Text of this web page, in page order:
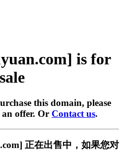
is for
sale
this domain, please
offer. Or Contact us.
正在出售中，如果您对